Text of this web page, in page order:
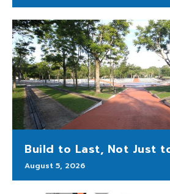
Build to Last, Not Just
August 5, 2026